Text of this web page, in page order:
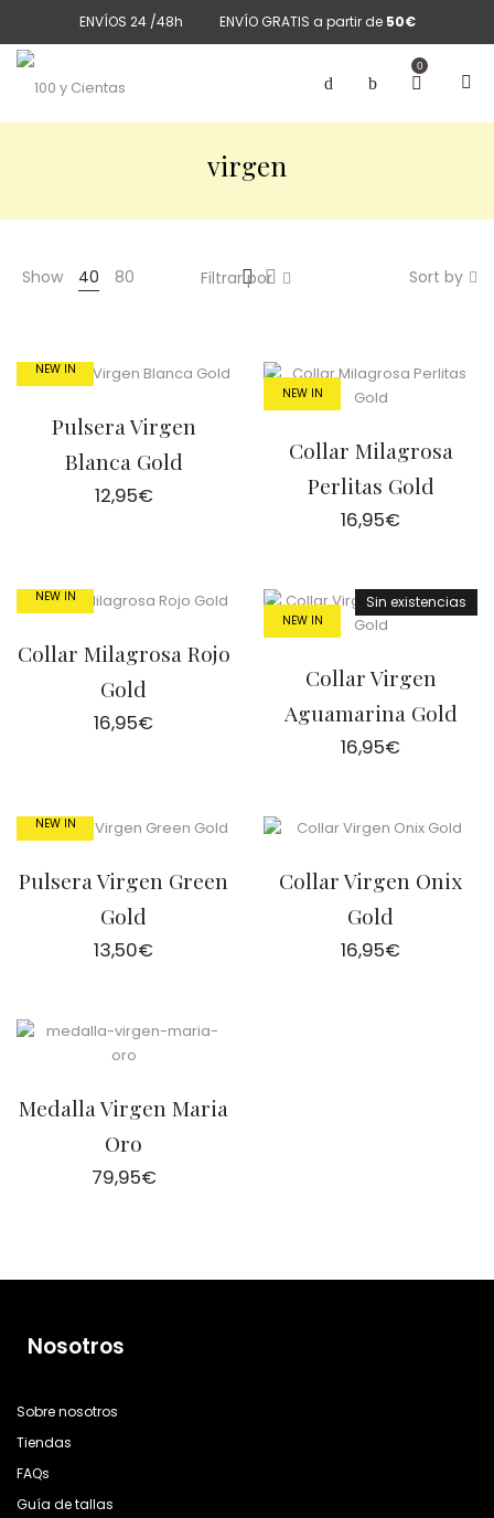
ENVÍOS 24 /48h ENVÍO GRATIS a partir de 50€
0
virgen
Show 40 80 Sort by
Filtrar por
NEW IN
Pulsera Virgen
Blanca Gold
12,95€
NEW IN
Collar Milagrosa
Perlitas Gold
16,95€
NEW IN
Collar Milagrosa Rojo
Gold
16,95€
Sin existencias
NEW IN
Collar Virgen
Aguamarina Gold
16,95€
NEW IN
Pulsera Virgen Green
Gold
13,50€
Collar Virgen Onix
Gold
16,95€
Medalla Virgen Maria
Oro
79,95€
Nosotros
Sobre nosotros
Tiendas
FAQs
Guía de tallas